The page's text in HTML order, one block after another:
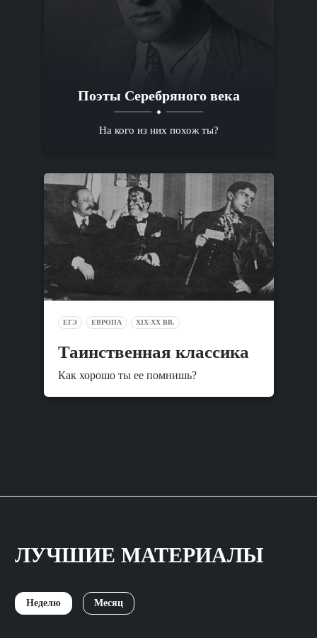
Поэты Серебряного века
На кого из них похож ты?
ЕГЭ ЕВРОПА XIX-XX ВВ.
Таинственная классика
Как хорошо ты ее помнишь?
ЛУЧШИЕ МАТЕРИАЛЫ
Неделю Месяц